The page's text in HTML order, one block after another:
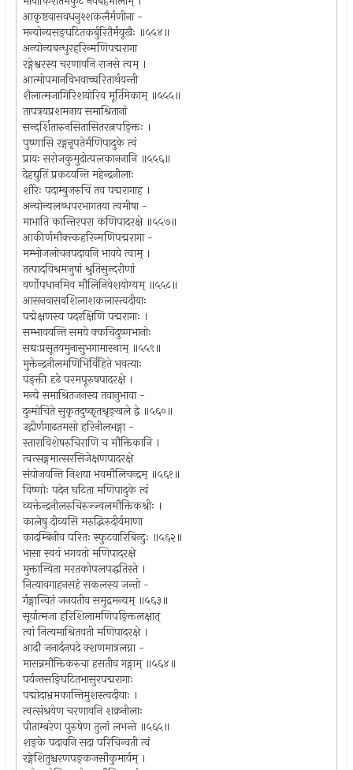
आकृष्टवासवधनुश्शकलैर्मणीना -
मन्योन्यसङ्घटितकर्बुरितैर्मयूखैः ॥५५४॥
अन्योन्यबन्धुरहरिन्मणिपद्मरागा
रङ्गेश्वरस्य चरणावनि राजसे त्वम् ।
आत्मोपमानविभवाच्चरितार्थयन्ती
शैलात्मजागिरिशयोरिव मूर्तिमेकाम् ॥५५५॥
तापत्रयप्रशमनाय समाश्रितानां
सन्दर्शितारुनसितासितरत्नपङ्क्तिः ।
पुष्णासि रङ्गनृपतेर्मणिपादुके त्वं
प्रायः सरोजकुमुदोत्पलकाननानि ॥५५६॥
देहद्युतिं प्रकटयन्ति महेन्द्रनीलाः
शौरेः पदाम्बुजरुचिं तव पद्मरागाह ।
अन्योन्यलब्धपरभागतया त्वमीषा -
माभाति कान्तिरपरा कणिपादरक्षे ॥५५७॥
आकीर्णमौक्त्कहरिन्मणिपद्मरागा -
मम्भोजलोचनपदावनि भावये त्वाम् ।
तत्पादविश्रमजुषां श्रुतिसुन्दरीणां
वर्णोपधानमिव मौलिनिवेशयोग्यम् ॥५५८॥
आसनवासवशिलाशकलास्त्वदीयाः
पद्मेक्षणस्य पदरक्षिणि पद्मरागाः ।
सम्भावयन्ति समये क्कचिदुष्णभानोः
सद्यःप्रसूतयमुनासुभगामास्थाम् ॥५५९॥
मुक्तेन्द्रनीलमणिभिर्विहिते भवत्याः
पङ्क्ती दृढे परमपूरुषपादरक्षे ।
मन्ये समाश्रितजनस्य तवानुभावा -
दुन्मोचिते सुकृतदुष्कृतश्रृङ्खले द्वे ॥५६०॥
उद्गीर्णगाढतमसो हरिनीलभङ्गा -
स्ताराविशेषरुचिराणि च मौक्तिकानि ।
त्वत्सङ्गमात्सरसिजेक्षणपादरक्षे
संयोजयन्ति निशया भवमौलिचन्द्रम् ॥५६१॥
विष्णोः पदेन घटिता मणिपादुके त्वं
व्यक्तेन्द्रनीलरुचिरुज्ज्वलमौक्तिकश्रीः ।
कालेषु दीव्यसि मरुद्भिरुदीर्यमाणा
कादम्बिनीव परितः स्फुटवारिबिन्दुः ॥५६२॥
भासा स्वयं भगवतो मणिपादरक्षे
मुक्तान्विता मरतकोपलपद्धतिस्ते ।
नित्यावगाहनसहं सकलस्य जन्तो -
र्गङ्गान्वितं जनयतीव समुद्रमन्यम् ॥५६३॥
सूर्यात्मजा हरिशिलामणिपङ्क्तिलक्षात्
त्वां नित्यमाश्रितवती मणिपादरक्षे ।
आदौ जनार्दनपदे क्शणमात्रलग्ना -
मासन्नमौक्तिकरुचा हसतीव गङ्गाम् ॥५६४॥
पर्यन्तसङ्घिटितभासुरपद्मरागाः
पद्मोदाभ्रमकान्तिमुशस्त्वदीयाः ।
त्वत्संश्रयेण चरणावनि शक्रनीलाः
पीताम्बरेण पुरुषेण तुलां लभन्ते ॥५६५॥
शङ्के पदावनि सदा परिचिन्वती त्वं
रङ्गेशितुश्चरणपङ्कजसौकुमार्यम् ।